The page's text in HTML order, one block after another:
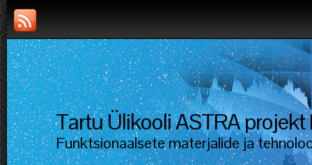
Tartu Ülikooli ASTRA projekt
Funktsionaalsete materjalide ja